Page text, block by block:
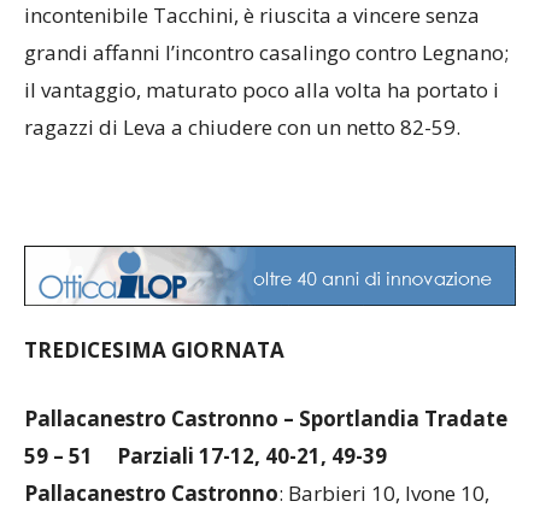
incontenibile Tacchini, è riuscita a vincere senza
grandi affanni l’incontro casalingo contro Legnano;
il vantaggio, maturato poco alla volta ha portato i
ragazzi di Leva a chiudere con un netto 82-59.
Pallacanestro Castronno – Sportlandia Tradate
59 – 51 Parziali 17-12, 40-21, 49-39